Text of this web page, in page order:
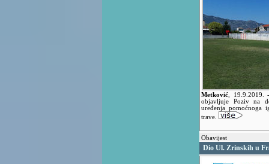
Metković 19.9.2019.
objavljuje Poziv na
uređenja pomoćnoga
trave.
Obavijest
Dio Ul. Zrinskih u